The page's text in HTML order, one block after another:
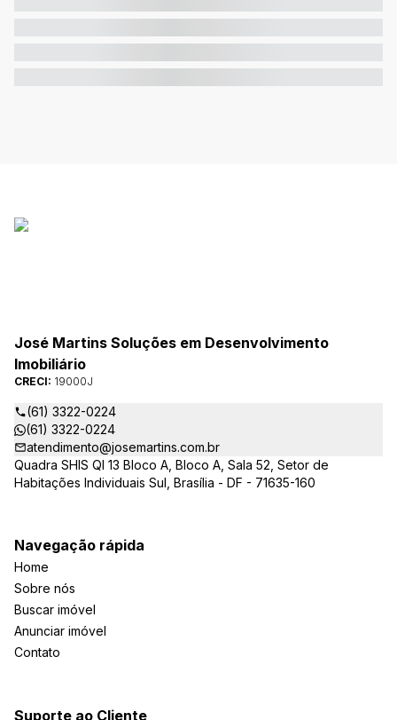
José Martins Soluções em Desenvolvimento
Imobiliário
CRECI: 19000J
(61) 3322-0224
(61) 3322-0224
atendimento@josemartins.com.br
Quadra SHIS QI 13 Bloco A, Bloco A, Sala 52, Setor de
Habitações Individuais Sul, Brasília - DF - 71635-160
Navegação rápida
Home
Sobre nós
Buscar imóvel
Anunciar imóvel
Contato
Suporte ao Cliente